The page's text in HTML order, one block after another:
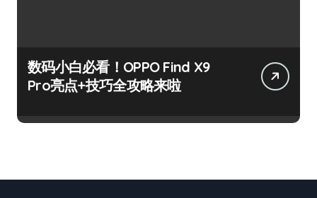
数码小白必看！OPPO Find X9
Pro亮点+技巧全攻略来啦